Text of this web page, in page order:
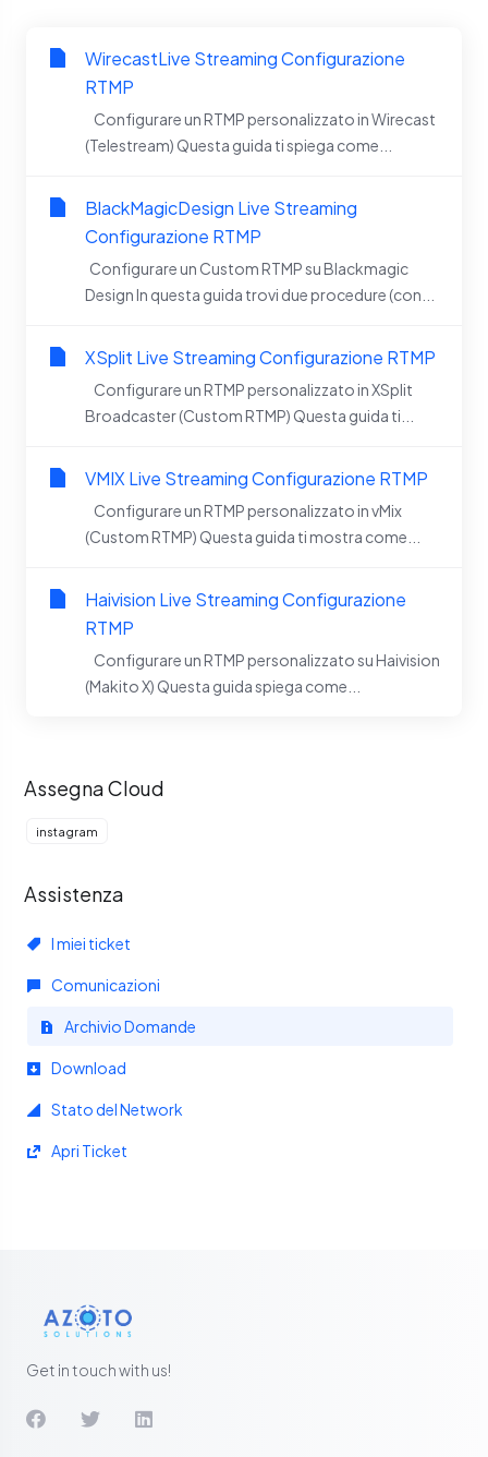
Assegna Cloud
instagram
Assistenza
I miei ticket
Comunicazioni
Archivio Domande
Download
Stato del Network
Apri Ticket
WirecastLive Streaming Configurazione
RTMP
Configurare un RTMP personalizzato in Wirecast
(Telestream) Questa guida ti spiega come...
BlackMagicDesign Live Streaming
Configurazione RTMP
Configurare un Custom RTMP su Blackmagic
Design In questa guida trovi due procedure (con...
XSplit Live Streaming Configurazione RTMP
Configurare un RTMP personalizzato in XSplit
Broadcaster (Custom RTMP) Questa guida ti...
VMIX Live Streaming Configurazione RTMP
Configurare un RTMP personalizzato in vMix
(Custom RTMP) Questa guida ti mostra come...
Haivision Live Streaming Configurazione
RTMP
Configurare un RTMP personalizzato su Haivision
(Makito X) Questa guida spiega come...
Get in touch with us!